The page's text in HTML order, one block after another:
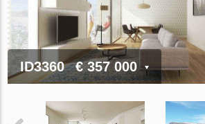
ID3360 € 357 000